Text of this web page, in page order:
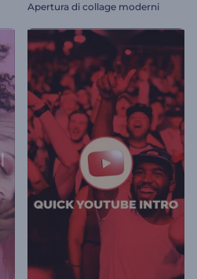
Apertura di collage moderni